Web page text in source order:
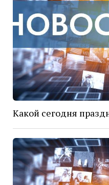
Какой сегодня